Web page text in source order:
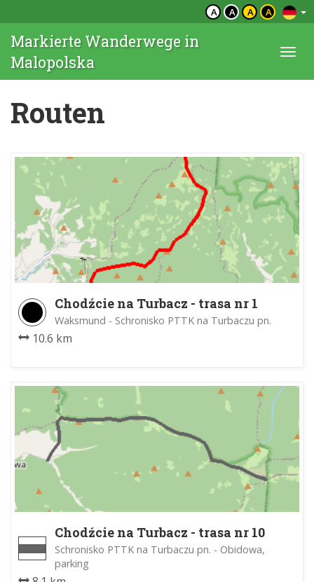
A A A A
Markierte Wanderwege in
Malopolska
Routen
Chodźcie na Turbacz - trasa nr 1
Waksmund - Schronisko PTTK na Turbaczu pn.
10.6 km
Chodźcie na Turbacz - trasa nr 10
Schronisko PTTK na Turbaczu pn. - Obidowa,
parking